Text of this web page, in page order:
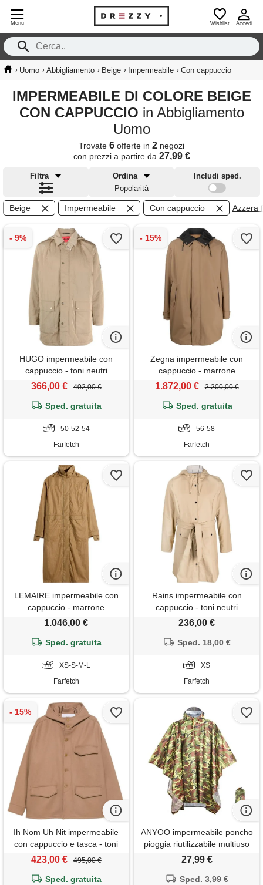
Menu Wishlist Accedi
› Uomo › Abbigliamento › Beige › Impermeabile › Con cappuccio
IMPERMEABILE DI COLORE BEIGE
CON CAPPUCCIO in Abbigliamento
Uomo
Trovate 6 offerte in 2 negozi
con prezzi a partire da 27,99 €
Filtra
Ordina
Popolarità
Includi sped.
Beige Impermeabile Con cappuccio Azzera
HUGO impermeabile con
cappuccio - toni neutri
366,00 € 402,00 €
Sped. gratuita
50-52-54
Farfetch
Zegna impermeabile con
cappuccio - marrone
1.872,00 € 2.200,00 €
Sped. gratuita
56-58
Farfetch
LEMAIRE impermeabile con
cappuccio - marrone
1.046,00 €
Sped. gratuita
XS-S-M-L
Farfetch
Rains impermeabile con
cappuccio - toni neutri
236,00 €
Sped. 18,00 €
XS
Farfetch
Ih Nom Uh Nit impermeabile
con cappuccio e tasca - toni
neutri
423,00 € 495,00 €
Sped. gratuita
ANYOO impermeabile poncho
pioggia riutilizzabile multiuso
impermeabile con cappuccio
foglio ideale per campeggio
27,99 €
Sped. 3,99 €